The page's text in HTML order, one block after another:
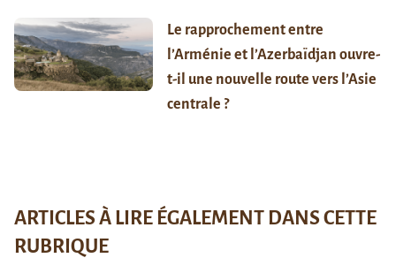
Le rapprochement entre
l’Arménie et l’Azerbaïdjan ouvre-
t-il une nouvelle route vers l’Asie
centrale ?
ARTICLES À LIRE ÉGALEMENT DANS CETTE
RUBRIQUE